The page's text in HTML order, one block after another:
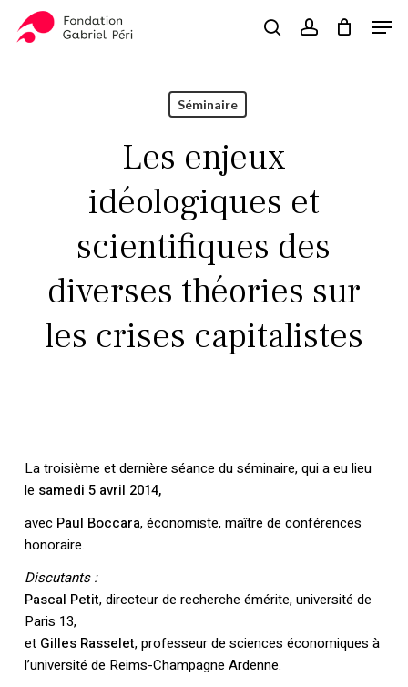
searchaccount
Panier Close
Séminaire
Les enjeux
idéologiques et
scientifiques des
diverses théories sur
les crises capitalistes
La troisième et dernière séance du séminaire, qui a eu lieu
le samedi 5 avril 2014,
avec Paul Boccara, économiste, maître de conférences
honoraire.
Discutants :
Pascal Petit, directeur de recherche émérite, université de
Paris 13,
et Gilles Rasselet, professeur de sciences économiques à
l’université de Reims-Champagne Ardenne.